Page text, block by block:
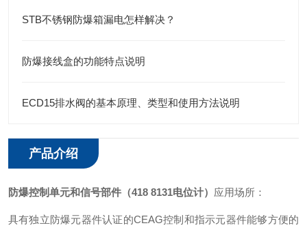
STB不锈钢防爆箱漏电怎样解决？
防爆接线盒的功能特点说明
ECD15排水阀的基本原理、类型和使用方法说明
产品介绍
防爆控制单元和信号部件（418 8131电位计） 应用场所：
具有独立防爆元器件认证的CEAG控制和指示元器件能够方便的